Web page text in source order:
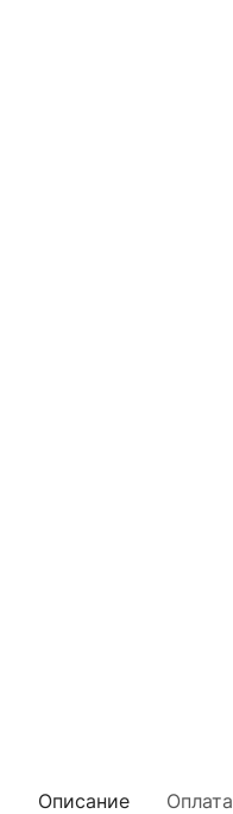
Описание Оплата